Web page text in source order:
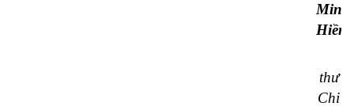
Minh
Hiền
thư
Chi